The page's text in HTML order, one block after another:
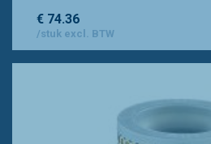
€ 74.36
/stuk excl. BTW